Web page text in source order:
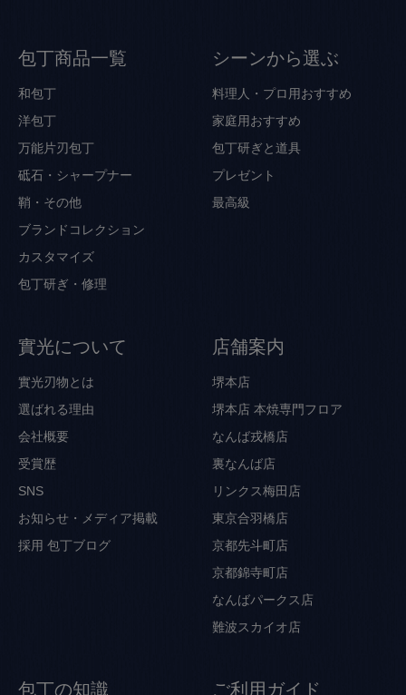
包丁商品一覧
和包丁
洋包丁
万能片刃包丁
砥石・シャープナー
鞘・その他
ブランドコレクション
カスタマイズ
包丁研ぎ・修理
シーンから選ぶ
料理人・プロ用おすすめ
家庭用おすすめ
包丁研ぎと道具
プレゼント
最高級
實光について
實光刃物とは
選ばれる理由
会社概要
受賞歴
SNS
お知らせ・メディア掲載
採用 包丁ブログ
店舗案内
堺本店
堺本店 本焼専門フロア
なんば戎橋店
裏なんば店
リンクス梅田店
東京合羽橋店
京都先斗町店
京都錦寺町店
なんばパークス店
難波スカイオ店
包丁の知識 ご利用ガイド